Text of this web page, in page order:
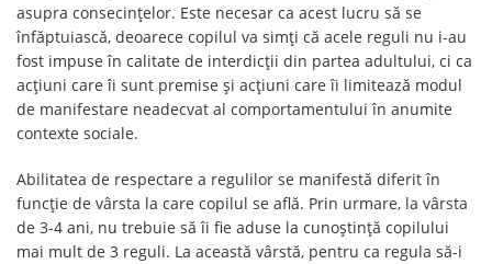
asupra consecințelor. Este necesar ca acest lucru să se
înfăptuiască, deoarece copilul va simți că acele reguli nu i-au
fost impuse în calitate de interdicții din partea adultului, ci ca
acțiuni care îi sunt premise și acțiuni care îi limitează modul
de manifestare neadecvat al comportamentului în anumite
contexte sociale.
Abilitatea de respectare a regulilor se manifestă diferit în
funcție de vârsta la care copilul se află. Prin urmare, la vârsta
de 3-4 ani, nu trebuie să îi fie aduse la cunoștință copilului
mai mult de 3 reguli. La această vârstă, pentru ca regula să-i